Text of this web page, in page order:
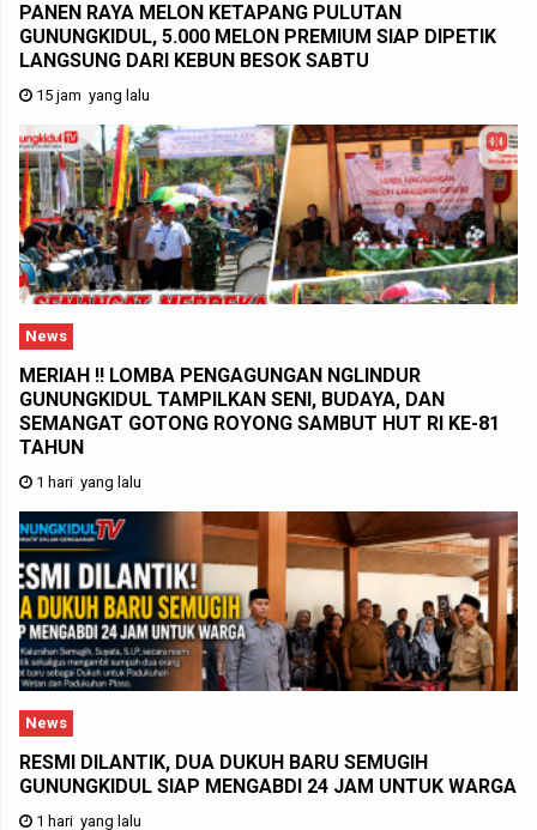
PANEN RAYA MELON KETAPANG PULUTAN
GUNUNGKIDUL, 5.000 MELON PREMIUM SIAP DIPETIK
LANGSUNG DARI KEBUN BESOK SABTU
15 jam yang lalu
News
MERIAH !! LOMBA PENGAGUNGAN NGLINDUR
GUNUNGKIDUL TAMPILKAN SENI, BUDAYA, DAN
SEMANGAT GOTONG ROYONG SAMBUT HUT RI KE-81
TAHUN
1 hari yang lalu
News
RESMI DILANTIK, DUA DUKUH BARU SEMUGIH
GUNUNGKIDUL SIAP MENGABDI 24 JAM UNTUK WARGA
1 hari yang lalu